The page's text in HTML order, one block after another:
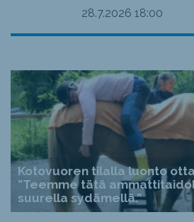
28.7.2026 18:00
Kotovuoren tilalla luonto
”Teemme tätä
suurella sydämellä.”